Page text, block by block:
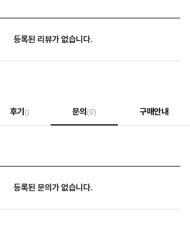
등록된 리뷰가 없습니다.
후기() 문의(0) 구매안내
등록된 문의가 없습니다.